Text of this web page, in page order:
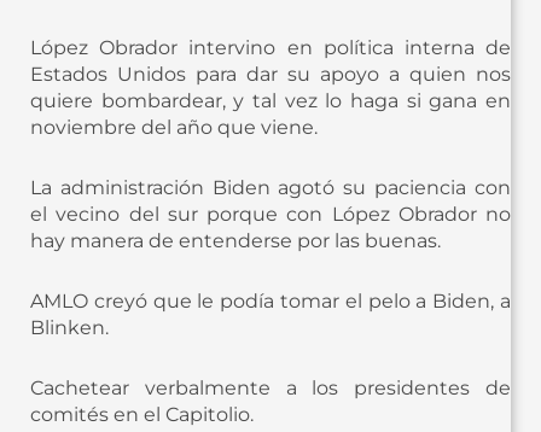
López Obrador intervino en política interna de
Estados Unidos para dar su apoyo a quien nos
quiere bombardear, y tal vez lo haga si gana en
noviembre del año que viene.
La administración Biden agotó su paciencia con
el vecino del sur porque con López Obrador no
hay manera de entenderse por las buenas.
AMLO creyó que le podía tomar el pelo a Biden, a
Blinken.
Cachetear verbalmente a los presidentes de
comités en el Capitolio.